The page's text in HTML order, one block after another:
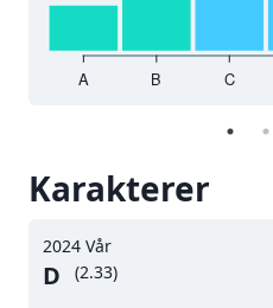
A B C
Karakterer
2024 Vår
D (2.33)